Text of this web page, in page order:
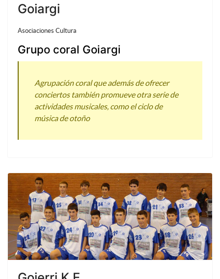
Goiargi
Asociaciones Cultura
Grupo coral Goiargi
Agrupación coral que además de ofrecer
conciertos también promueve otra serie de
actividades musicales, como el ciclo de
música de otoño